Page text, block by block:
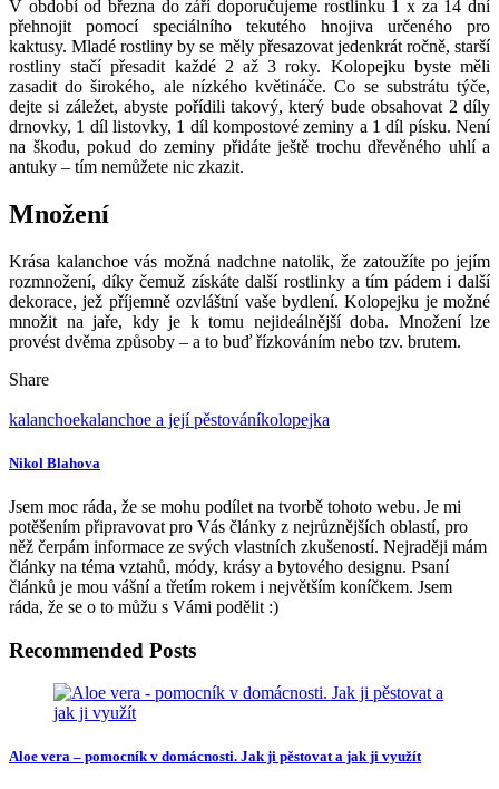
je ze severního Madagaskaru, kde je i v dnešní době hojně
pěstována. Kalanchoe má vícero odrůd, přičemž mezi ty nejznámější
patřídaigremontiana, blossfeldiana, pinnata, manginii a tubiflora.
Zaujala i vás představa zajímavé dekorace v podobě kolopejky a
nyní přemýšlíte, zda se pustit do jejího pěstování? Pak vám radíme
jediné: s chutí do toho! Kolopejka není na pěstování vůbec náročná.
Máte-li i přesto pochybnosti, nechte si poradit dnešním článkem, kde
se na kalanchoe a její pěstování společně podíváme trochu zblízka.
Kalanchoe a její pěstování – jak na to?
Kolopejce vyhovuje prakticky jakékoli umístění, proto si nemusíte
příliš lámat hlavu nad výběrem místa – doporučíme jen volit takové
místečko, kde nebude vystavena přímému slunečnímu světlu.
vzduchu, což znamená, že byste jí měli zalévat měkkou a nejlépe
může stát, že vám rostlinka neporoste.
Hnojení rostliny a výběr substrátu
V období od března do září doporučujeme rostlinku 1 x za 14 dní
přehnojit pomocí speciálního tekutého hnojiva určeného pro
kaktusy. Mladé rostliny by se měly přesazovat jedenkrát ročně, starší
rostliny stačí přesadit každé 2 až 3 roky. Kolopejku byste měli
zasadit do širokého, ale nízkého květináče. Co se substrátu týče,
dejte si záležet, abyste pořídili takový, který bude obsahovat 2 díly
na škodu, pokud do zeminy přidáte ještě trochu dřevěného uhlí a
Množení